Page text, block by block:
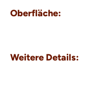
Oberfläche:
Weitere Details: